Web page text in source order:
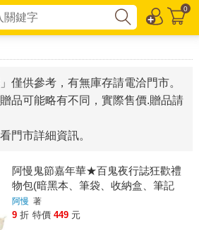
0
僅供參考，有無庫存請電洽門市。
品可能略有不同，實際售價.贈品請
門市詳細資訊。
阿慢鬼節嘉年華★百鬼夜行誌狂歡禮
物包(暗黑本、筆袋、收納盒、筆記
本、書籤5件組)
阿慢 著
9 折 特價 449 元